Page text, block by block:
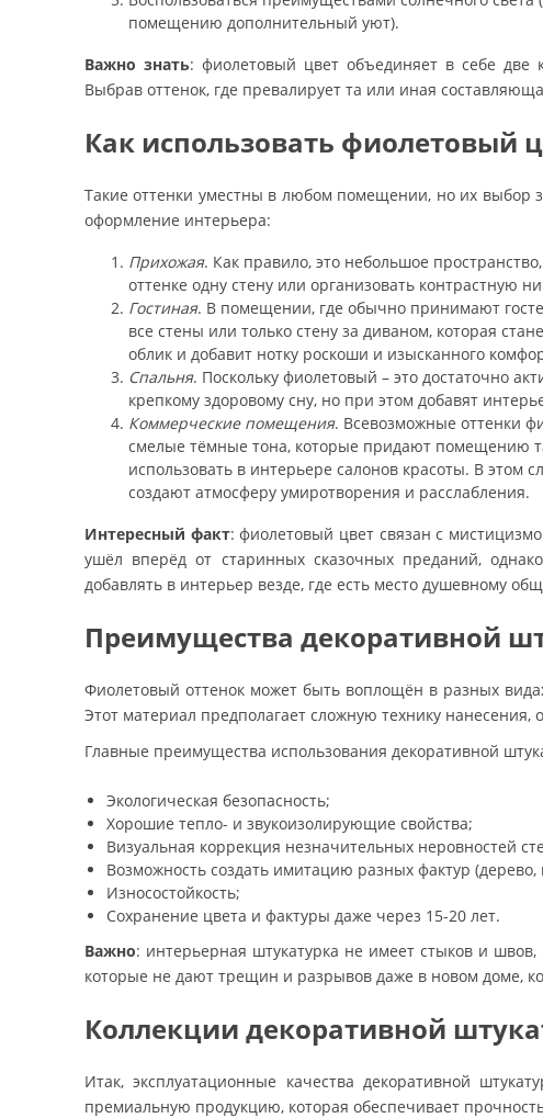
помещению дополнительный уют).
Важно знать: фиолетовый цвет объединяет в себе две
Выбрав оттенок, где превалирует та или иная
Как использовать фиолетовый
Такие оттенки уместны в любом помещении, но их выбор
оформление интерьера:
Прихожая. Как правило, это небольшое
оттенке одну стену или организовать
Гостиная. В помещении, где обычно принимают
все стены или только стену за диваном, которая
облик и добавит нотку роскоши и изысканного
Спальня. Поскольку фиолетовый – это достаточно
крепкому здоровому сну, но при этом добавят
Коммерческие помещения. Всевозможные оттенки
смелые тёмные тона, которые придают помещению
использовать в интерьере салонов красоты. В
создают атмосферу умиротворения и расслабления.
Интересный факт: фиолетовый цвет связан с
ушёл вперёд от старинных сказочных преданий,
добавлять в интерьер везде, где есть место душевному
Преимущества декоративной
Фиолетовый оттенок может быть воплощён в разных
Этот материал предполагает сложную технику
Главные преимущества использования декоративной
Экологическая безопасность;
Хорошие тепло- и звукоизолирующие свойства;
Визуальная коррекция незначительных неровностей
Возможность создать имитацию разных фактур
Износостойкость;
Сохранение цвета и фактуры даже через 15-20 лет.
Важно: интерьерная штукатурка не имеет стыков и
которые не дают трещин и разрывов даже в новом доме,
Коллекции декоративной
Итак, эксплуатационные качества декоративной
премиальную продукцию, которая обеспечивает